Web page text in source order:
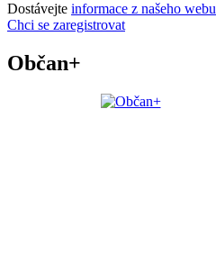
Dostávejte informace z našeho webu
Chci se zaregistrovat
Občan+